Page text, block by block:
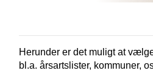
Herunder er det muligt at
bl.a. årsartslister, kommuner,